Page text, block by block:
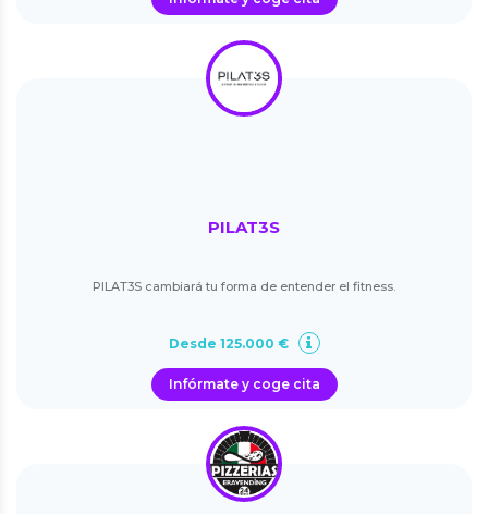
PILAT3S
PILAT3S cambiará tu forma de entender el fitness.
Desde 125.000 €
Infórmate y coge cita